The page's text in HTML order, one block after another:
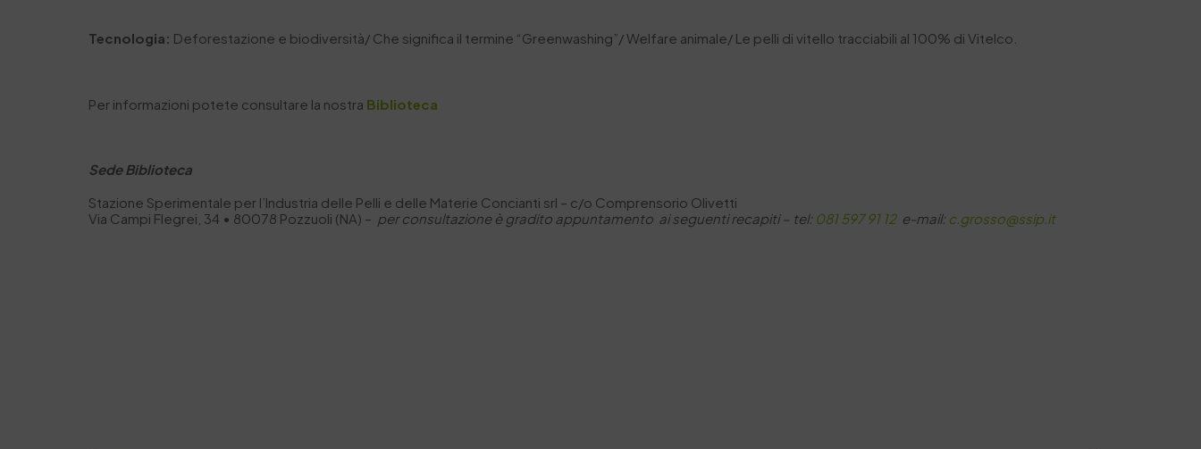
Tecnologia: Deforestazione e biodiversità/ Che significa il termine “Greenwashing”/ Welfare animale/ Le pelli di vitello tracciabili al 100% di Vitelco.
Per informazioni potete consultare la nostra Biblioteca
Sede Biblioteca
Stazione Sperimentale per I’Industria delle Pelli e delle Materie Concianti srl – c/o Comprensorio Olivetti
Via Campi Flegrei, 34 • 80078 Pozzuoli (NA) – per consultazione è gradito appuntamento ai seguenti recapiti – tel: 081 597 91 12e-mail: c.grosso@ssip.it